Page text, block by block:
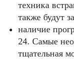
техника
также будут
наличие
24. Самые
тщательная